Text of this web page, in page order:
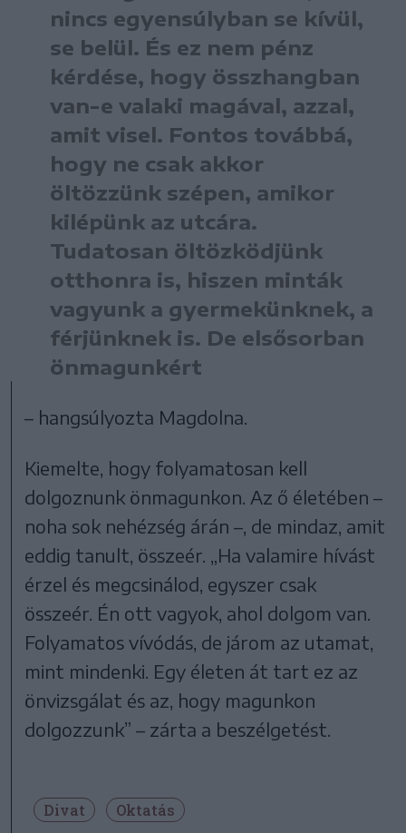
nincs egyensúlyban se kívül,
se belül. És ez nem pénz
kérdése, hogy összhangban
van-e valaki magával, azzal,
amit visel. Fontos továbbá,
hogy ne csak akkor
öltözzünk szépen, amikor
kilépünk az utcára.
Tudatosan öltözködjünk
otthonra is, hiszen minták
vagyunk a gyermekünknek, a
férjünknek is. De elsősorban
önmagunkért
– hangsúlyozta Magdolna.
Kiemelte, hogy folyamatosan kell
dolgoznunk önmagunkon. Az ő életében –
noha sok nehézség árán –, de mindaz, amit
eddig tanult, összeér. „Ha valamire hívást
érzel és megcsinálod, egyszer csak
összeér. Én ott vagyok, ahol dolgom van.
Folyamatos vívódás, de járom az utamat,
mint mindenki. Egy életen át tart ez az
önvizsgálat és az, hogy magunkon
dolgozzunk” – zárta a beszélgetést.
Divat Oktatás